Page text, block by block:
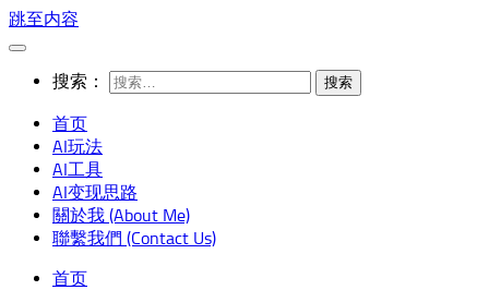
跳至内容
搜索：
首页
AI玩法
AI工具
AI变现思路
關於我 (About Me)
聯繫我們 (Contact Us)
首页